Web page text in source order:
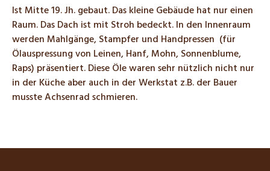
Ist Mitte 19. Jh. gebaut. Das kleine Gebäude hat nur einen
Raum. Das Dach ist mit Stroh bedeckt. In den Innenraum
werden Mahlgänge, Stampfer und Handpressen (für
Ölauspressung von Leinen, Hanf, Mohn, Sonnenblume,
Raps) präsentiert. Diese Öle waren sehr nützlich nicht nur
in der Küche aber auch in der Werkstat z.B. der Bauer
musste Achsenrad schmieren.